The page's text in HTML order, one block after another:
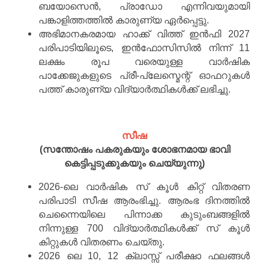
ബയോസെൻ, പ്രാഡോ എന്നിവയുമായി
പങ്കാളിത്തത്തിൽ കാരുണ്യ ഏർപ്പെട്ടു.
അഭിമാനകരമായ ഹാക്ക് വിത്ത് ഇൻഫി 2027
പരിപാടിയിലൂടെ, ഇൻഫോസിസിൽ നിന്ന് 11
ലക്ഷം രൂപ വരെയുള്ള വാർഷിക
പാക്കേജുകളുടെ പ്രീ-പ്ലേസ്മെന്റ് ഓഫറുകൾ
പത്ത് കാരുണ്യ വിദ്യാർത്ഥികൾക്ക് ലഭിച്ചു.
സീഷ
(സന്തോഷം പകരുകയും ശോഭനമായ ഭാവി
കെട്ടിപ്പടുക്കുകയും ചെയ്യുന്നു)
2026-ലെ വാർഷിക സ് കൂൾ കിറ്റ് വിതരണ
പരിപാടി സീഷ ആരംഭിച്ചു. ആരംഭ ദിനത്തിൽ
ചെന്നൈയിലെ പിന്നാക്ക കുടുംബങ്ങളിൽ
നിന്നുള്ള 700 വിദ്യാർത്ഥികൾക്ക് സ് കൂൾ
കിറ്റുകൾ വിതരണം ചെയ്തു.
2026 ലെ 10, 12 ക്ലാസ്സ് പരീക്ഷാ ഫലങ്ങൾ